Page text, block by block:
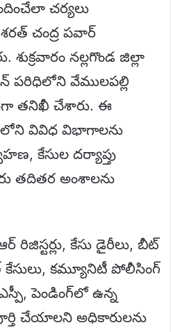
చర్యలు
చంద్ర పవార్
నల్లగొండ జిల్లా
పరిధిలోని వేములపల్లి
తనిఖీ చేశారు. ఈ
వివిధ విభాగాలను
కేసుల దర్యాప్తు
తదితర అంశాలను
కేసు డైరీలు, బీట్
కేసులు, కమ్యూనిటీ పోలీసింగ్
పెండింగ్‌లో ఉన్న
చేయాలని అధికారులను